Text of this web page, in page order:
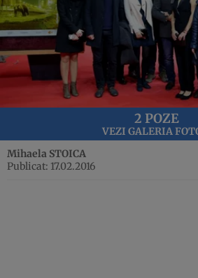
2 POZE
VEZI GALERIA
Mihaela STOICA
Publicat: 17.02.2016